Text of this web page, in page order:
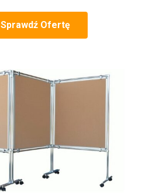
Sprawdź Ofertę